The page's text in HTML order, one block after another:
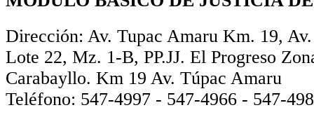
Dirección: Av. Tupac Amaru Km. 19,
Lote 22, Mz. 1-B, PP.JJ. El Progreso
Carabayllo. Km 19 Av. Túpac Amaru
Teléfono: 547-4997 - 547-4966 - 547-